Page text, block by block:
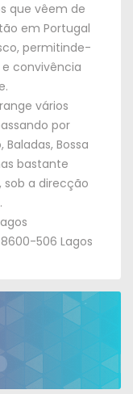
que vêem de
em Portugal
permitinde-
convivência
vários
por
Bossa
bastante
sob a direcção
506 Lagos